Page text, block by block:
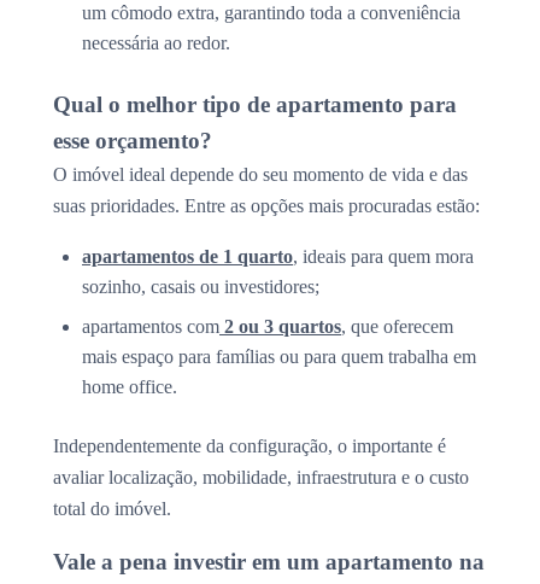
um cômodo extra, garantindo toda a conveniência
necessária ao redor.
Qual o melhor tipo de apartamento para
esse orçamento?
O imóvel ideal depende do seu momento de vida e das
suas prioridades. Entre as opções mais procuradas estão:
apartamentos de 1 quarto, ideais para quem mora
sozinho, casais ou investidores;
apartamentos com 2 ou 3 quartos, que oferecem
mais espaço para famílias ou para quem trabalha em
home office.
Independentemente da configuração, o importante é
avaliar localização, mobilidade, infraestrutura e o custo
total do imóvel.
Vale a pena investir em um apartamento na